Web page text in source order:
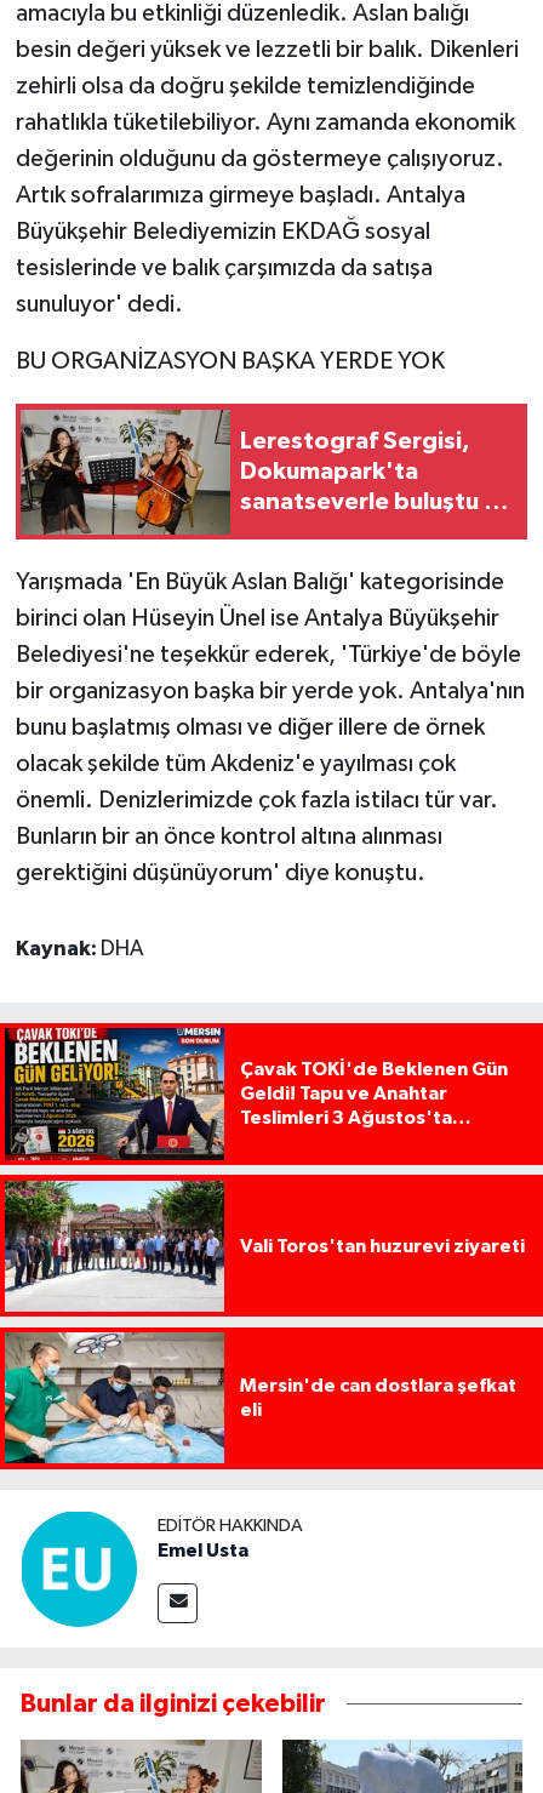
amacıyla bu etkinliği düzenledik. Aslan balığı
besin değeri yüksek ve lezzetli bir balık. Dikenleri
zehirli olsa da doğru şekilde temizlendiğinde
rahatlıkla tüketilebiliyor. Aynı zamanda ekonomik
değerinin olduğunu da göstermeye çalışıyoruz.
Artık sofralarımıza girmeye başladı. Antalya
Büyükşehir Belediyemizin EKDAĞ sosyal
tesislerinde ve balık çarşımızda da satışa
sunuluyor' dedi.
BU ORGANİZASYON BAŞKA YERDE YOK
Lerestograf Sergisi,
Dokumapark'ta
sanatseverle buluştu /
Yarışmada 'En Büyük Aslan Balığı' kategorisinde
birinci olan Hüseyin Ünel ise Antalya Büyükşehir
Belediyesi'ne teşekkür ederek, 'Türkiye'de böyle
bir organizasyon başka bir yerde yok. Antalya'nın
bunu başlatmış olması ve diğer illere de örnek
olacak şekilde tüm Akdeniz'e yayılması çok
önemli. Denizlerimizde çok fazla istilacı tür var.
Bunların bir an önce kontrol altına alınması
gerektiğini düşünüyorum' diye konuştu.
Kaynak: DHA
Çavak TOKİ'de Beklenen Gün
Geldi! Tapu ve Anahtar
Teslimleri 3 Ağustos'ta
Vali Toros'tan huzurevi ziyareti
Mersin'de can dostlara şefkat
eli
EDITÖR HAKKINDA
Emel Usta
Bunlar da ilginizi çekebilir